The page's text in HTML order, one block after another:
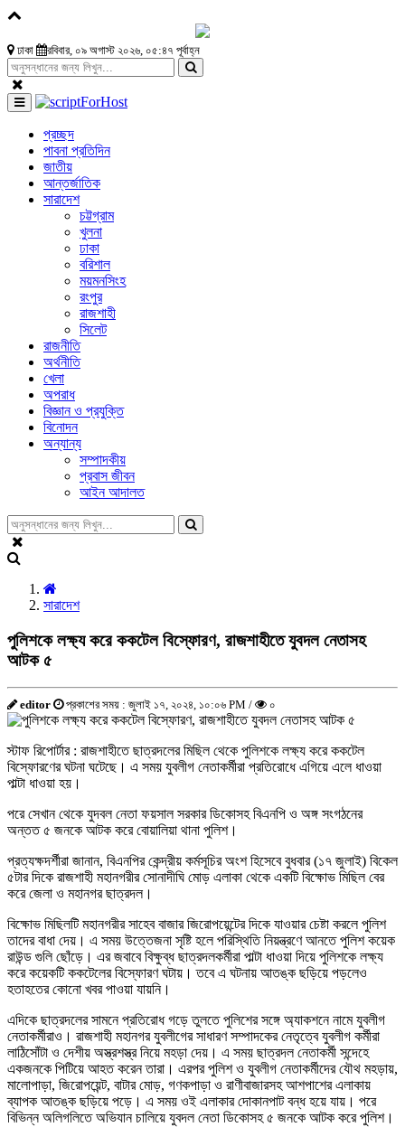
ঢাকা রবিবার, ০৯ অগাস্ট ২০২৬, ০৫:৪৭ পূর্বাহ্ন
প্রচ্ছদ
পাবনা প্রতিদিন
জাতীয়
আন্তর্জাতিক
সারাদেশ
চট্টগ্রাম
খুলনা
ঢাকা
বরিশাল
ময়মনসিংহ
রংপুর
রাজশাহী
সিলেট
রাজনীতি
অর্থনীতি
খেলা
অপরাধ
বিজ্ঞান ও প্রযুক্তি
বিনোদন
অন্যান্য
সম্পাদকীয়
প্রবাস জীবন
আইন আদালত
সারাদেশ
পুলিশকে লক্ষ্য করে ককটেল বিস্ফোরণ, রাজশাহীতে যুবদল নেতাসহ
আটক ৫
editor প্রকাশের সময় : জুলাই ১৭, ২০২৪, ১০:০৬ PM / ০
স্টাফ রিপোর্টার : রাজশাহীতে ছাত্রদলের মিছিল থেকে পুলিশকে লক্ষ্য করে ককটেল
বিস্ফোরণের ঘটনা ঘটেছে। এ সময় যুবলীগ নেতাকর্মীরা প্রতিরোধে এগিয়ে এলে ধাওয়া
পাল্টা ধাওয়া হয়।
পরে সেখান থেকে যুদবল নেতা ফয়সাল সরকার ডিকোসহ বিএনপি ও অঙ্গ সংগঠনের
অন্তত ৫ জনকে আটক করে বোয়ালিয়া থানা পুলিশ।
প্রত্যক্ষদর্শীরা জানান, বিএনপির কেন্দ্রীয় কর্মসূচির অংশ হিসেবে বুধবার (১৭ জুলাই) বিকেল
৫টার দিকে রাজশাহী মহানগরীর সোনাদীঘি মোড় এলাকা থেকে একটি বিক্ষোভ মিছিল বের
করে জেলা ও মহানগর ছাত্রদল।
বিক্ষোভ মিছিলটি মহানগরীর সাহেব বাজার জিরোপয়েন্টের দিকে যাওয়ার চেষ্টা করলে পুলিশ
তাদের বাধা দেয়। এ সময় উত্তেজনা সৃষ্টি হলে পরিস্থিতি নিয়ন্ত্রণে আনতে পুলিশ কয়েক
রাউন্ড গুলি ছোঁড়ে। এর জবাবে বিক্ষুব্ধ ছাত্রদলকর্মীরা পাল্টা ধাওয়া দিয়ে পুলিশকে লক্ষ্য
করে কয়েকটি ককটেলের বিস্ফোরণ ঘটায়। তবে এ ঘটনায় আতঙ্ক ছড়িয়ে পড়লেও
হতাহতের কোনো খবর পাওয়া যায়নি।
এদিকে ছাত্রদলের সামনে প্রতিরোধ গড়ে তুলতে পুলিশের সঙ্গে অ্যাকশনে নামে যুবলীগ
নেতাকর্মীরাও। রাজশাহী মহানগর যুবলীগের সাধারণ সম্পাদকের নেতৃত্বে যুবলীগ কর্মীরা
লাঠিসোঁটা ও দেশীয় অস্ত্রশস্ত্র নিয়ে মহড়া দেয়। এ সময় ছাত্রদল নেতাকর্মী সন্দেহে
একজনকে পিটিয়ে আহত করেন তারা। এরপর পুলিশ ও যুবলীগ নেতাকর্মীদের যৌথ মহড়ায়,
মালোপাড়া, জিরোপয়েন্ট, বাটার মোড়, গণকপাড়া ও রাণীবাজারসহ আশপাশের এলাকায়
ব্যাপক আতঙ্ক ছড়িয়ে পড়ে। এ সময় ওই এলাকার দোকানপাট বন্ধ হয়ে যায়। পরে
বিভিন্ন অলিগলিতে অভিযান চালিয়ে যুবদল নেতা ডিকোসহ ৫ জনকে আটক করে পুলিশ।